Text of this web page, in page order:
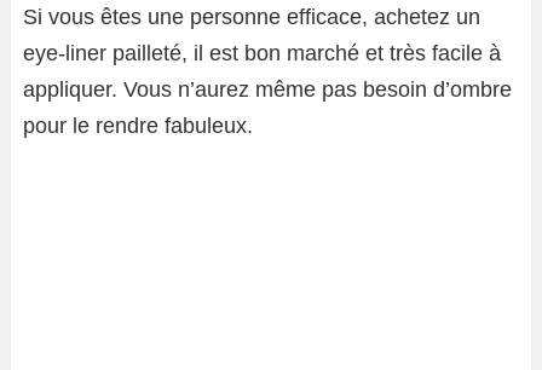
Si vous êtes une personne efficace, achetez un
eye-liner pailleté, il est bon marché et très facile à
appliquer. Vous n’aurez même pas besoin d’ombre
pour le rendre fabuleux.